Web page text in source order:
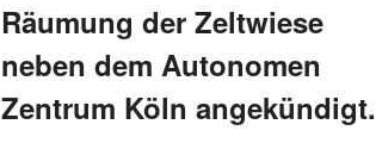
Räumung der Zeltwiese
neben dem Autonomen
Zentrum Köln angekündigt.